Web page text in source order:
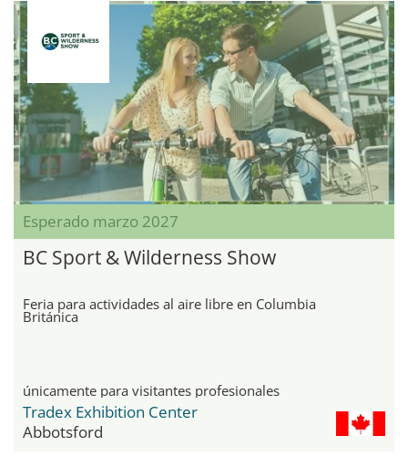
Esperado marzo 2027
BC Sport & Wilderness Show
Feria para actividades al aire libre en Columbia
Británica
únicamente para visitantes profesionales
Tradex Exhibition Center
Abbotsford